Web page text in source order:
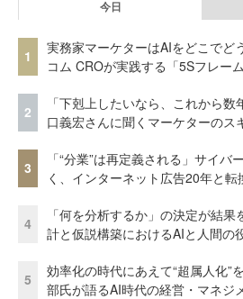
今日
1
実務家マーケターはAIをどこでど
コム CROが実践する「5Sフレー
2
「下剋上したいなら、これから
口義宏さんに聞くマーケターのス
3
「“分業”は再定義される」サイ
く、インターネット広告20年と転
4
「何を分析するか」の決定が結
計と仮説構築におけるAIと人間の
5
効率化の時代にあえて“超属人化
部氏が語るAI時代の経営・マネジ